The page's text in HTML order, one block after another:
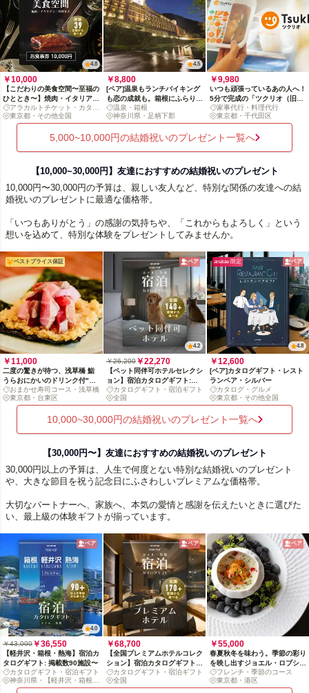
4.8
￥10,000
【こだわりの美食空間〜至福の
ひととき〜】焼肉・イタリア
ン・和食など、厳選39店舗か
ら選べるお食事券 10,000円
アラカルトチケット・カタロ
グ
東京都・その他全国
4.5
￥8,800
[ペア]温泉もランチバイキング
も恋の成就も。箱根にふらり日
帰りデート旅[土日祝限定]
温泉・箱根
神奈川県・足柄下郡
￥9,980
いつも頑張っているあの人へ！
5分で完成の「ツクリオ（旧：
つくりおき.jp）」料理おやす
み体験
家事代行・料理代行
東京都・千代田区
5,000~10,000円の結婚祝いのプレゼント一覧へ
【10,000~30,000円】友達におすすめの結婚祝いのプレゼント
10,000円〜30,000円の予算は、親しい友人など、特別な関係の友達への結
婚祝いのプレゼントに最適な価格帯。
「いつもありがとう」の感謝の気持ちや、「これからもよろしく」という
想いを込めて、特別な体験をプレゼントしてみませんか。
ベストプライス保証
￥11,000
二度の驚きが待つ、浅草橋 鮨
うらおにかいのドリンク付"く
ずし鮨"コース（時間指定あ
り）
おまかせ寿司コース・浅草橋
東京都・台東区
ペア
4.2
￥26,200￥22,270
【ペット同伴可ホテルセレクシ
ョン】宿泊カタログギフト:
140+施設〜
カタログギフト・宿泊ギフト
全国
anatae 限定 ペア
4.8
￥12,600
[ペア]カタログギフト・レスト
ランペア・シルバー
カタログ・グルメ
東京都・その他全国
10,000~30,000円の結婚祝いのプレゼント一覧へ
【30,000円〜】友達におすすめの結婚祝いのプレゼント
30,000円以上の予算は、人生で何度とない特別な結婚祝いのプレゼント
や、大きな節目を祝う記念日にふさわしいプレミアムな価格帯。
大切なパートナーへ、家族へ、本気の愛情と感謝を伝えたいときに選びた
い、最上級の体験ギフトが揃っています。
ペア
4.0
￥43,000 ￥36,550
【軽井沢・箱根・熱海】宿泊カ
タログギフト: 掲載数90施設〜
カタログギフト・宿泊ギフト
神奈川県・【軽井沢・箱根・
熱海】
ペア
￥68,700
【全国プレミアムホテルコレク
ション】宿泊カタログギフト:
掲載数170+施設〜
カタログギフト・宿泊ギフト
全国
ペア
￥55,000
春夏秋冬を味わう。季節の彩り
を映し出すジョエル・ロブショ
ンの「デギュスタシオンコー
ス」
フレンチ・季節のコース
東京都・港区